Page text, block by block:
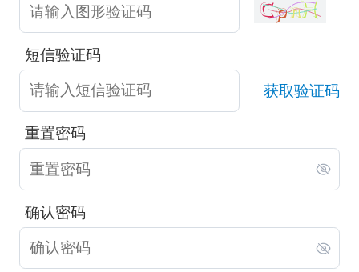
短信验证码
获取验证码
重置密码
确认密码